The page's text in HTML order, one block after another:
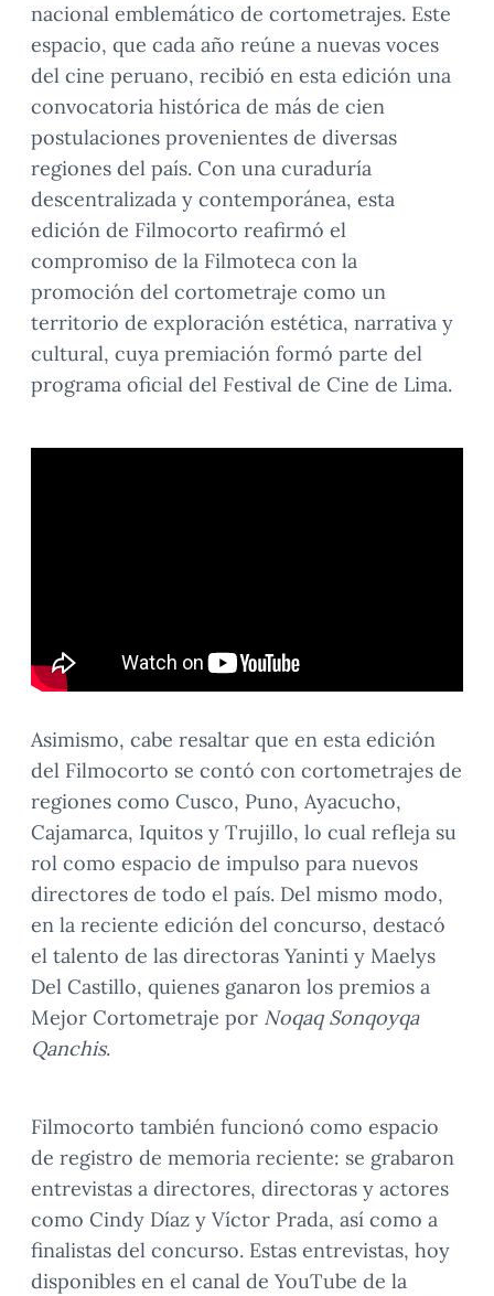
nacional emblemático de cortometrajes. Este
espacio, que cada año reúne a nuevas voces
del cine peruano, recibió en esta edición una
convocatoria histórica de más de cien
postulaciones provenientes de diversas
regiones del país. Con una curaduría
descentralizada y contemporánea, esta
edición de Filmocorto reafirmó el
compromiso de la Filmoteca con la
promoción del cortometraje como un
territorio de exploración estética, narrativa y
cultural, cuya premiación formó parte del
programa oficial del Festival de Cine de Lima.
Asimismo, cabe resaltar que en esta edición
del Filmocorto se contó con cortometrajes de
regiones como Cusco, Puno, Ayacucho,
Cajamarca, Iquitos y Trujillo, lo cual refleja su
rol como espacio de impulso para nuevos
directores de todo el país. Del mismo modo,
en la reciente edición del concurso, destacó
el talento de las directoras Yaninti y Maelys
Del Castillo, quienes ganaron los premios a
Mejor Cortometraje por Noqaq Sonqoyqa
Qanchis.
Filmocorto también funcionó como espacio
de registro de memoria reciente: se grabaron
entrevistas a directores, directoras y actores
como Cindy Díaz y Víctor Prada, así como a
finalistas del concurso. Estas entrevistas, hoy
disponibles en el canal de YouTube de la